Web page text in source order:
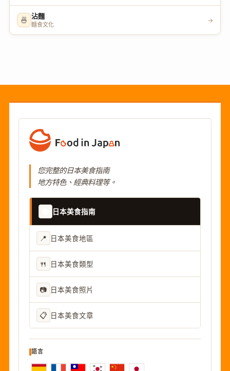
🍜 沾麵
麵食文化
→
您完整的日本美食指南
地方特色、經典料理等。
日本美食指南
📍 日本美食地區
🍴 日本美食類型
📷 日本美食照片
📋 日本美食文章
語言